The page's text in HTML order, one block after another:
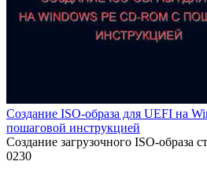
Создание ISO-образа для UEFI на
пошаговой инструкцией
Создание загрузочного ISO-образа
0230